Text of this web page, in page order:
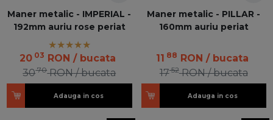
Maner metalic - IMPERIAL -
192mm auriu rose periat
20 03 RON / bucata
3070 RON / bucata
Adauga in cos
Maner metalic - PILLAR -
160mm auriu periat
11 88 RON / bucata
1752 RON / bucata
Adauga in cos